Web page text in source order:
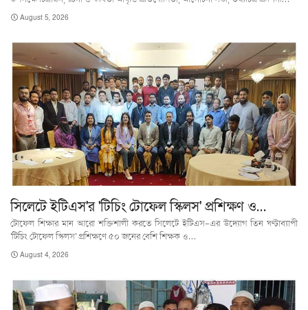
August 5, 2026
সিলেটে ইটিএস'র 'টিচিং টোফেল স্কিলস' প্রশিক্ষণ ও…
টোফেল শিক্ষার মান আরো শক্তিশালী করতে সিলেটে ইটিএস-এর উদ্যোগ তিন ঘণ্টাব্যাপী
'টিচিং টোফেল স্কিলস' প্রশিক্ষণে ৫০ জনের বেশি শিক্ষক ও…
August 4, 2026